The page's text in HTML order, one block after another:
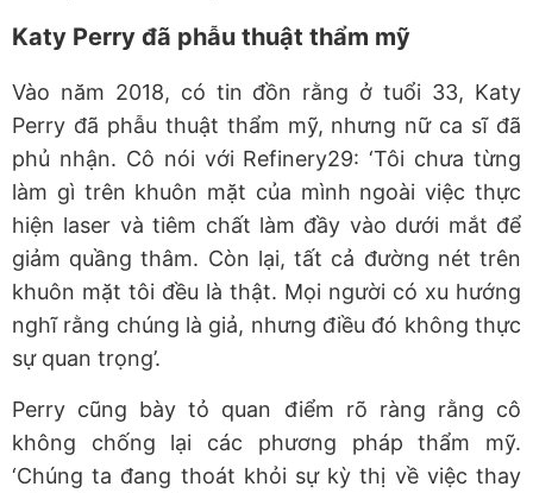
Katy Perry đã phẫu thuật thẩm mỹ
Vào năm 2018, có tin đồn rằng ở tuổi 33, Katy
Perry đã phẫu thuật thẩm mỹ, nhưng nữ ca sĩ đã
phủ nhận. Cô nói với Refinery29:‘Tôi chưa từng
làm gì trên khuôn mặt của mình ngoài việc thực
hiện laser và tiêm chất làm đầy vào dưới mắt để
giảm quầng thâm. Còn lại, tất cả đường nét trên
khuôn mặt tôi đều là thật. Mọi người có xu hướng
nghĩ rằng chúng là giả, nhưng điều đó không thực
sự quan trọng’.
Perry cũng bày tỏ quan điểm rõ ràng rằng cô
không chống lại các phương pháp thẩm mỹ.
‘Chúng ta đang thoát khỏi sự kỳ thị về việc thay